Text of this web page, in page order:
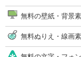
無料の壁紙・背景
無料ぬりえ・線画